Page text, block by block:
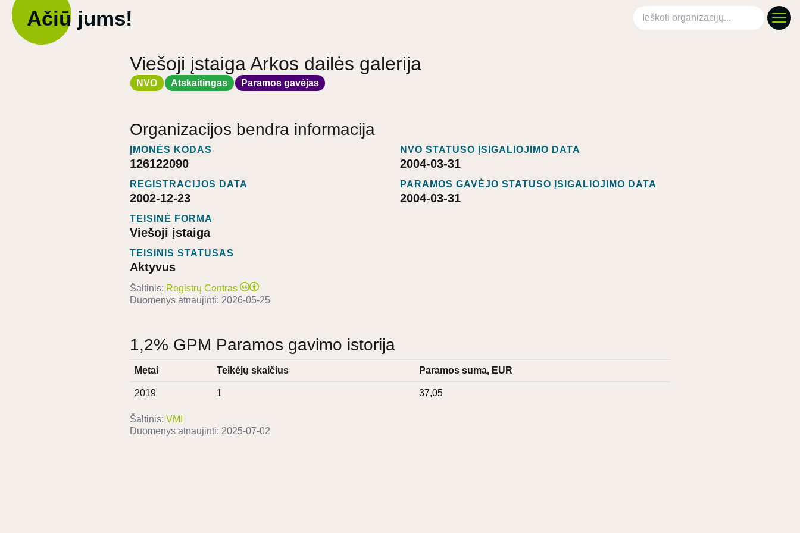
Ačiū jums! Ieškoti organizacijų
Viešoji įstaiga Arkos dailės galerija
NVO Atskaitingas Paramos gavėjas
Organizacijos bendra informacija
ĮMONĖS KODAS
126122090
REGISTRACIJOS DATA
2002-12-23
TEISINĖ FORMA
Viešoji įstaiga
TEISINIS STATUSAS
Aktyvus
NVO STATUSO ĮSIGALIOJIMO DATA
2004-03-31
PARAMOS GAVĖJO STATUSO ĮSIGALIOJIMO DATA
2004-03-31
Šaltinis: Registrų Centras
Duomenys atnaujinti: 2026-05-25
1,2% GPM Paramos gavimo istorija
Metai Teikėjų skaičius Paramos suma, EUR
2019 1 37,05
Šaltinis: VMI
Duomenys atnaujinti: 2025-07-02